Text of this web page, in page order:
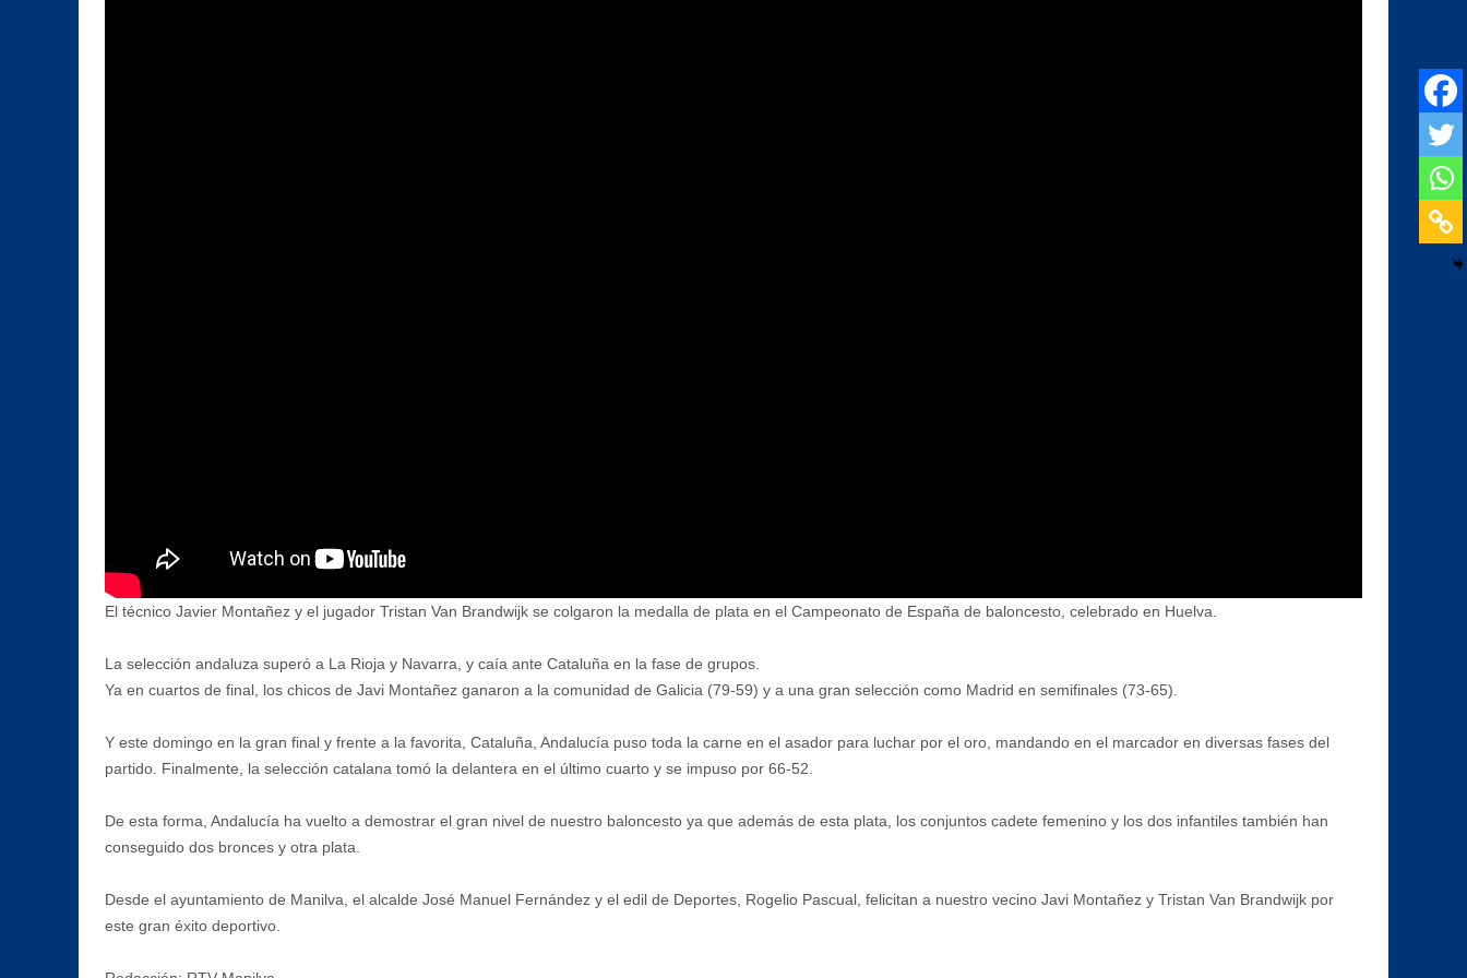
El técnico Javier Montañez y el jugador Tristan Van Brandwijk se colgaron la medalla de plata en el Campeonato de España de baloncesto, celebrado en Huelva.
La selección andaluza superó a La Rioja y Navarra, y caía ante Cataluña en la fase de grupos.
Ya en cuartos de final, los chicos de Javi Montañez ganaron a la comunidad de Galicia (79-59) y a una gran selección como Madrid en semifinales (73-65).
Y este domingo en la gran final y frente a la favorita, Cataluña, Andalucía puso toda la carne en el asador para luchar por el oro, mandando en el marcador en diversas fases del
partido. Finalmente, la selección catalana tomó la delantera en el último cuarto y se impuso por 66-52.
De esta forma, Andalucía ha vuelto a demostrar el gran nivel de nuestro baloncesto ya que además de esta plata, los conjuntos cadete femenino y los dos infantiles también han
conseguido dos bronces y otra plata.
Desde el ayuntamiento de Manilva, el alcalde José Manuel Fernández y el edil de Deportes, Rogelio Pascual, felicitan a nuestro vecino Javi Montañez y Tristan Van Brandwijk por
este gran éxito deportivo.